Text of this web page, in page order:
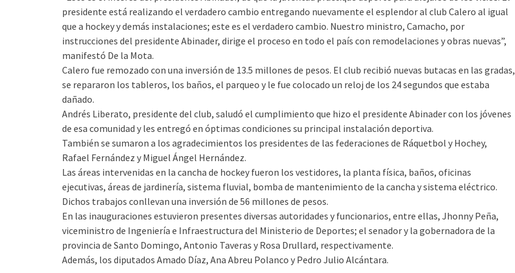
presidente está realizando el verdadero cambio entregando nuevamente el esplendor al club Calero al igual
que a hockey y demás instalaciones; este es el verdadero cambio. Nuestro ministro, Camacho, por
instrucciones del presidente Abinader, dirige el proceso en todo el país con remodelaciones y obras nuevas”,
manifestó De la Mota.
Calero fue remozado con una inversión de 13.5 millones de pesos. El club recibió nuevas butacas en las gradas,
se repararon los tableros, los baños, el parqueo y le fue colocado un reloj de los 24 segundos que estaba
dañado.
Andrés Liberato, presidente del club, saludó el cumplimiento que hizo el presidente Abinader con los jóvenes
de esa comunidad y les entregó en óptimas condiciones su principal instalación deportiva.
También se sumaron a los agradecimientos los presidentes de las federaciones de Ráquetbol y Hochey,
Rafael Fernández y Miguel Ángel Hernández.
Las áreas intervenidas en la cancha de hockey fueron los vestidores, la planta física, baños, oficinas
ejecutivas, áreas de jardinería, sistema fluvial, bomba de mantenimiento de la cancha y sistema eléctrico.
Dichos trabajos conllevan una inversión de 56 millones de pesos.
En las inauguraciones estuvieron presentes diversas autoridades y funcionarios, entre ellas, Jhonny Peña,
viceministro de Ingeniería e Infraestructura del Ministerio de Deportes; el senador y la gobernadora de la
provincia de Santo Domingo, Antonio Taveras y Rosa Drullard, respectivamente.
Además, los diputados Amado Díaz, Ana Abreu Polanco y Pedro Julio Alcántara.